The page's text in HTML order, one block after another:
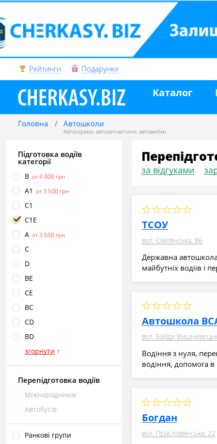
Рейтинги Подарунки
Каталог
Головна Автошколи
Автосервіси, автозапчастини, автомийки
Підготовка водіїв
категорії
B от 4 000 грн
А1 от 3 500 грн
С1
С1Е
A от 3 500 грн
С
D
BE
CE
BC
CD
BD
згорнути ↑
Перепідготовка водіїв
Міжнародників
Автобусів
Ранкові групи
за відгуками
ТСОУ
вул. Смілянська, 86
Державна
майбутніх водіїв і
Автошкола
вул. Байди
Водіння з нуля,
водіння, допомога в
Богдан
вул. Прасловянська, 22